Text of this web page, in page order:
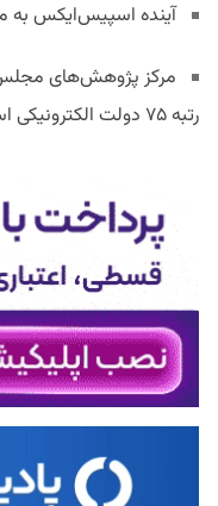
آینده اسپیس‌ایکس به
مرکز پژوهش‌های
رتبه ۷۵ دولت الکترونیکی است